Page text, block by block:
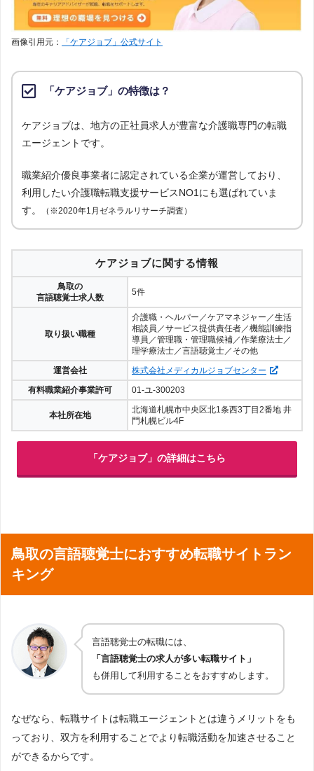
画像引用元： 「ケアジョブ」公式サイト
「ケアジョブ」の特徴は？
ケアジョブは、地方の正社員求人が豊富な介護職専門の転職
エージェントです。
職業紹介優良事業者に認定されている企業が運営しており、
利用したい介護職転職支援サービスNO1にも選ばれていま
す。
（※2020年1月ゼネラルリサーチ調査）
ケアジョブに関する情報
鳥取の
言語聴覚士求人数
5件
取り扱い職種
介護職・ヘルパー／ケアマネジャー／生活
相談員／サービス提供責任者／機能訓練指
導員／管理職・管理職候補／作業療法士／
理学療法士／言語聴覚士／その他
運営会社
株式会社メディカルジョブセンター
有料職業紹介事業許可
01-ユ-300203
本社所在地
北海道札幌市中央区北1条西3丁目2番地 井
門札幌ビル4F
「ケアジョブ」の詳細はこちら
鳥取の言語聴覚士におすすめ転職サイトラン
キング
言語聴覚士の転職には、
「言語聴覚士の求人が多い転職サイト」
も併用して利用することをおすすめします。
なぜなら、転職サイトは転職エージェントとは違うメリットをも
っており、双方を利用することでより転職活動を加速させること
ができるからです。